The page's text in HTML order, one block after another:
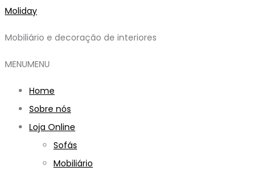
Moliday
Mobiliário e decoração de interiores
MENUMENU
Home
Sobre nós
Loja Online
Sofás
Mobiliário